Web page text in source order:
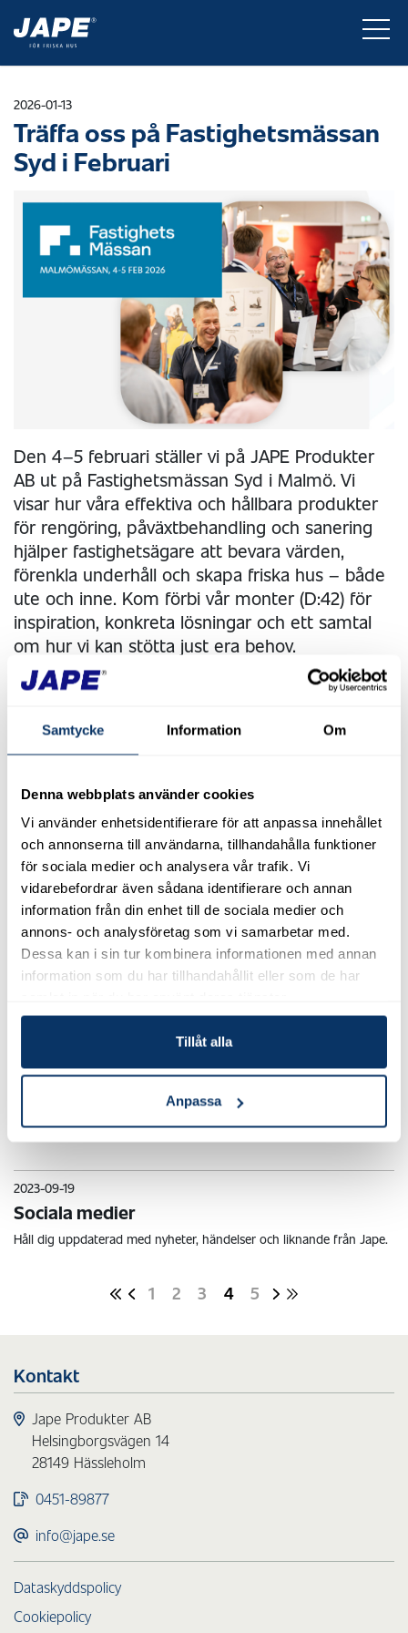
Samtycke Information Om
Denna webbplats använder cookies
Vi använder enhetsidentifierare för att anpassa innehållet
och annonserna till användarna, tillhandahålla funktioner
för sociala medier och analysera vår trafik. Vi
vidarebefordrar även sådana identifierare och annan
information från din enhet till de sociala medier och
annons- och analysföretag som vi samarbetar med.
Dessa kan i sin tur kombinera informationen med annan
information som du har tillhandahållit eller som de har
Tillåt alla
Anpassa
2026-01-13
Träffa oss på Fastighetsmässan
Syd i Februari
Den 4–5 februari ställer vi på JAPE Produkter
AB ut på Fastighetsmässan Syd i Malmö. Vi
visar hur våra effektiva och hållbara produkter
för rengöring, påväxtbehandling och sanering
hjälper fastighetsägare att bevara värden,
förenkla underhåll och skapa friska hus – både
ute och inne. Kom förbi vår monter (D:42) för
inspiration, konkreta lösningar och ett samtal
om hur vi kan stötta just era behov.
Gå gärna in och läs om mässan här -
Glad Sommar önskar vi på JAPE!
2024-02-26
Ny katalog 2024
2024-02-26
40 år av friska hus
Mette - vår produktansvariga här på Jape
Produkter
Nu har Mette, vår härliga danska, varit hos oss ett litet tag och nu är
det dags att presentera henne för er ....
2023-09-19
Sociala medier
Håll dig uppdaterad med nyheter, händelser och liknande från Jape.
1 2 3 4 5
Kontakt
Jape Produkter AB
Helsingborgsvägen 14
28149 Hässleholm
0451-89877
info@jape.se
Dataskyddspolicy
Cookiepolicy